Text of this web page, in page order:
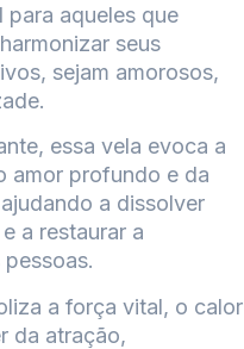
para aqueles que
seus
sejam amorosos,
essa vela evoca a
amor profundo e da
a dissolver
a restaurar a
a força vital, o calor
da atração,